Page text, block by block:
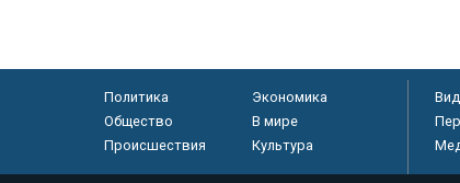
Политика
Экономика
Общество
В мире
Происшествия
Культура